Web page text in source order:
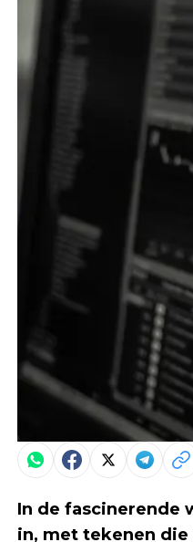
In de fascinerende
in, met tekenen die